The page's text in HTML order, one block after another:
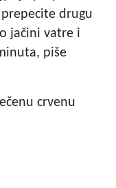
drugu
jačini vatre i
piše
crvenu